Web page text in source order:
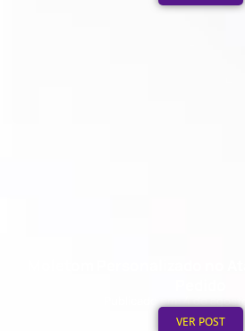
Publicado em: 4 de
VER POST